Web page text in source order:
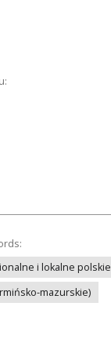
i lokalne polskie
mazurskie)